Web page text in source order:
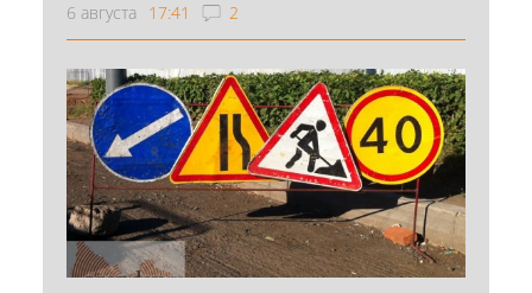
6 августа 17:41 2